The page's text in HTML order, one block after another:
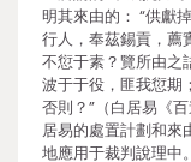
明其來由的： “供獻
行人，奉茲錫貢，薦
不愆于素？覽所由之
波于于役，匪我愆期
否則？”（白居易《
居易的處置計劃和來
地應用于裁判說理中